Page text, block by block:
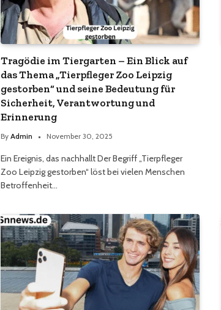
Tragödie im Tiergarten – Ein Blick auf
das Thema „Tierpfleger Zoo Leipzig
gestorben“ und seine Bedeutung für
Sicherheit, Verantwortung und
Erinnerung
By Admin November 30, 2025
Ein Ereignis, das nachhallt Der Begriff „Tierpfleger
Zoo Leipzig gestorben“ löst bei vielen Menschen
Betroffenheit…